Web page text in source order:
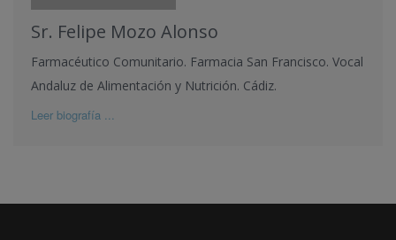
Sr. Felipe Mozo Alonso
Farmacéutico Comunitario. Farmacia San Francisco. Vocal
Andaluz de Alimentación y Nutrición. Cádiz.
Leer biografía ...